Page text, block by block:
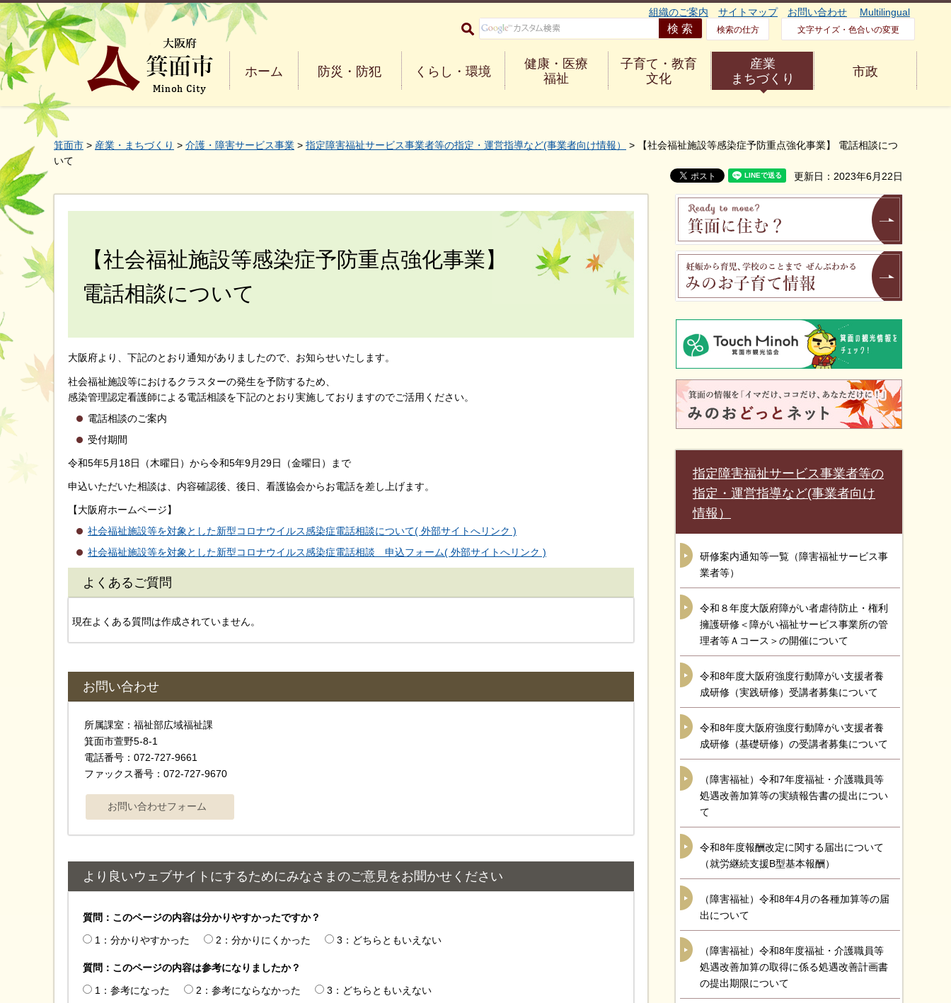
大阪府箕面市 Minoh City
組織のご案内 サイトマップ お問い合わせ Multilingual
検索の仕方 文字サイズ・色合いの変更
ホーム 防災・防犯 くらし・環境
健康・医療
福祉
子育て・教育
文化
産業
まちづくり
市政
箕面市 > 産業・まちづくり > 介護・障害サービス事業 > 指定障害福祉サービス事業者等の指定・運営指導など(事業者向け情報）
> 【社会福祉施設等感染症予防重点強化事業】 電話相談につ
いて
更新日：2023年6月22日
【社会福祉施設等感染症予防重点強化事業】
電話相談について
大阪府より、下記のとおり通知がありましたので、お知らせいたします。
社会福祉施設等におけるクラスターの発生を予防するため、
感染管理認定看護師による電話相談を下記のとおり実施しておりますのでご活用ください。
電話相談のご案内
受付期間
令和5年5月18日（木曜日）から令和5年9月29日（金曜日）まで
申込いただいた相談は、内容確認後、後日、看護協会からお電話を差し上げます。
【大阪府ホームページ】
社会福祉施設等を対象とした新型コロナウイルス感染症電話相談について( 外部サイトへリンク )
社会福祉施設等を対象とした新型コロナウイルス感染症電話相談 申込フォーム( 外部サイトへリンク )
よくあるご質問
現在よくある質問は作成されていません。
お問い合わせ
所属課室：福祉部広域福祉課
箕面市萱野5-8-1
電話番号：072-727-9661
ファックス番号：072-727-9670
より良いウェブサイトにするためにみなさまのご意見をお聞かせください
質問：このページの内容は分かりやすかったですか？
1：分かりやすかった
2：分かりにくかった 3：どちらともいえない
質問：このページの内容は参考になりましたか？
1：参考になった
2：参考にならなかった 3：どちらともいえない
指定障害福祉サービス事業者等の
指定・運営指導など(事業者向け
情報）
研修案内通知等一覧（障害福祉サービス事
業者等）
令和８年度大阪府障がい者虐待防止・権利
擁護研修＜障がい福祉サービス事業所の管
理者等Ａコース＞の開催について
令和8年度大阪府強度行動障がい支援者養
成研修（実践研修）受講者募集について
令和8年度大阪府強度行動障がい支援者養
成研修（基礎研修）の受講者募集について
（障害福祉）令和7年度福祉・介護職員等
処遇改善加算等の実績報告書の提出につい
て
令和8年度報酬改定に関する届出について
（就労継続支援B型基本報酬）
（障害福祉）令和8年4月の各種加算等の届
出について
（障害福祉）令和8年度福祉・介護職員等
処遇改善加算の取得に係る処遇改善計画書
の提出期限について